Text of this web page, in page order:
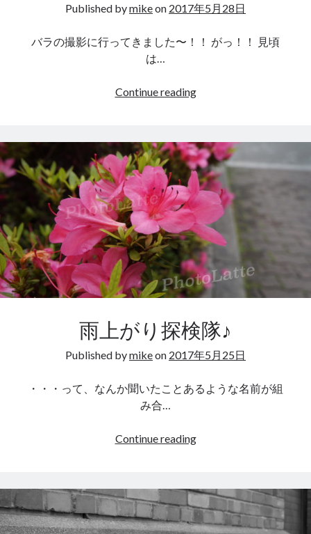
ポストカード
日記
DIY iPhone Lightroom
Photoshop お散歩
お知らせ
ひまわり
アクセサリー インスタ
カフェ風 カメラ カメラバッグ
グッズ グルメ コスモス
ディズニー ハンドメイド フィルター
写真加工 写真素材 動物
夏 撮影 撮影日記
春 景色 晴れ 書籍
本 桜 梅 植物 欲しい
無料素材
花
アーカイブ
2022年5月
Published bymikeon 2017年5月28日
バラの撮影に行ってきました〜！！ がっ！！ 見頃
は…
Continue reading初
の
バ
ラ
撮
影
雨上がり探検隊♪
Published bymikeon 2017年5月25日
・・・って、なんか聞いたことあるような名前が組
み合…
Continue reading雨
り
探
検